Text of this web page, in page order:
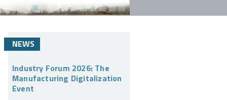
NEWS
Industry Forum 2026: The
Manufacturing Digitalization
Event